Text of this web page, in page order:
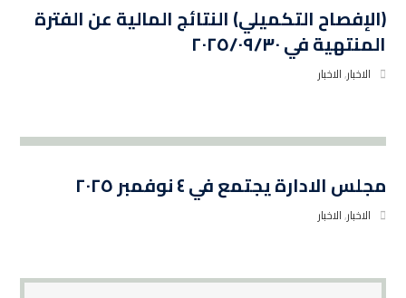
(الإفصاح التكميلي) النتائج المالية عن الفترة
المنتهية في ٢٠٢٥/٠٩/٣٠
الاخبار,الاخبار
مجلس الادارة يجتمع في ٤ نوفمبر ٢٠٢٥
الاخبار,الاخبار